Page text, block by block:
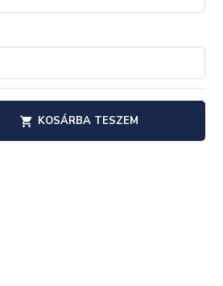
KOSÁRBA TESZEM